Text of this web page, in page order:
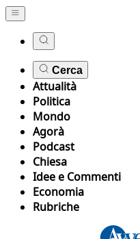
Cerca
Attualità
Politica
Mondo
Agorà
Podcast
Chiesa
Idee e Commenti
Economia
Rubriche